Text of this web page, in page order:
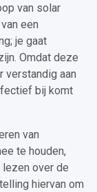
van solar
een
je gaat
Omdat deze
verstandig aan
bij komt
van
te houden,
over de
hiervan om